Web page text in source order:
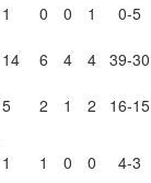
1 0 0 1 0-5
14 6 4 4 39-30
5 2 1 2 16-15
1 1 0 0 4-3